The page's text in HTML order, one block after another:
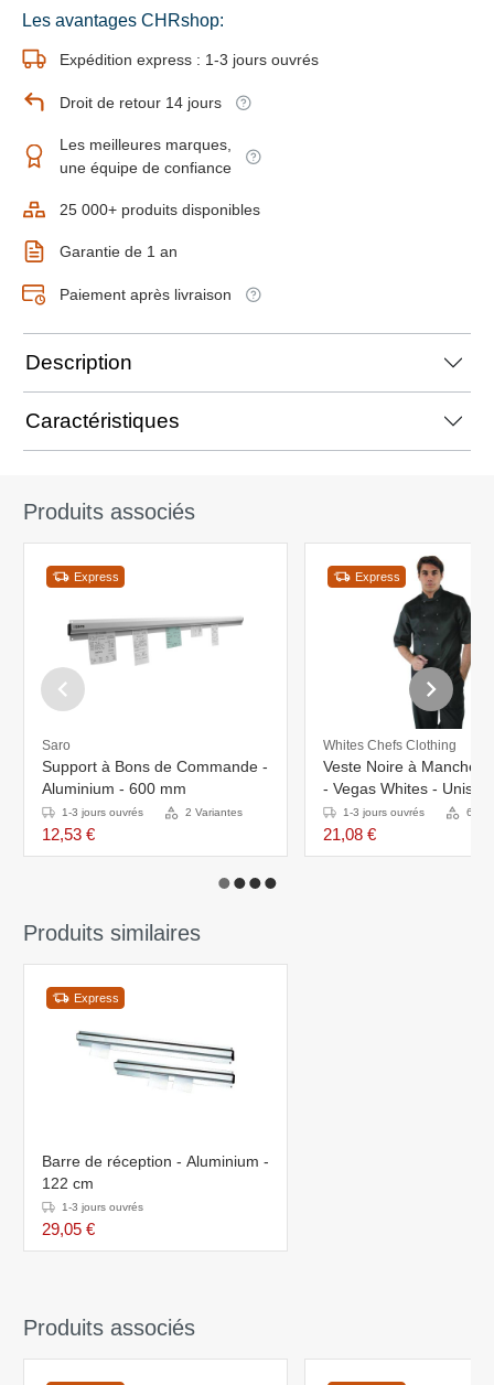
Les avantages CHRshop:
Expédition express : 1-3 jours ouvrés
Droit de retour 14 jours
Les meilleures marques,
une équipe de confiance
25 000+ produits disponibles
Garantie de 1 an
Paiement après livraison
Description
Caractéristiques
Produits associés
Express
Saro
Support à Bons de Commande -
Aluminium - 600 mm
1-3 jours ouvrés 2 Variantes
12,53 €
Express
Whites Chefs Clothing
Veste Noire à Manches
- Vegas Whites -
Disponibles En 6 Tailles
1-3 jours ouvrés 6
21,08 €
Produits similaires
Express
Barre de réception - Aluminium -
122 cm
1-3 jours ouvrés
29,05 €
Produits associés